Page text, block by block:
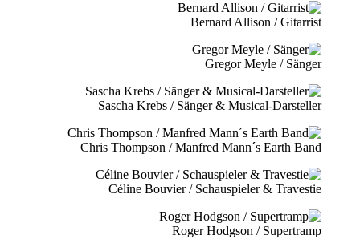
Bernard Allison / Gitarrist
Gregor Meyle / Sänger
Sascha Krebs / Sänger & Musical-Darsteller
Chris Thompson / Manfred Mann´s Earth Band
Céline Bouvier / Schauspieler & Travestie
Roger Hodgson / Supertramp